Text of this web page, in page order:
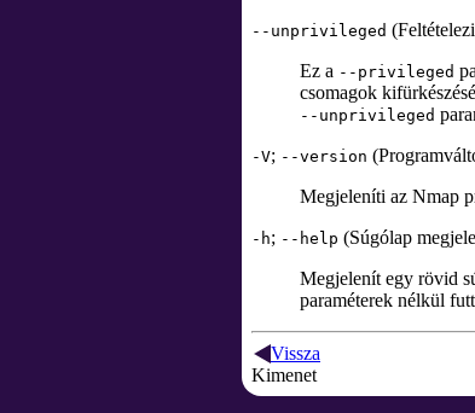
--unprivileged
Ez a --privileged
csomagok
--unprivileged
-V; --version
Megjeleníti az Nmap
-h; --help (Súgólap
Megjelenít egy rövid
paraméterek nélkül
Vissza
Kimenet